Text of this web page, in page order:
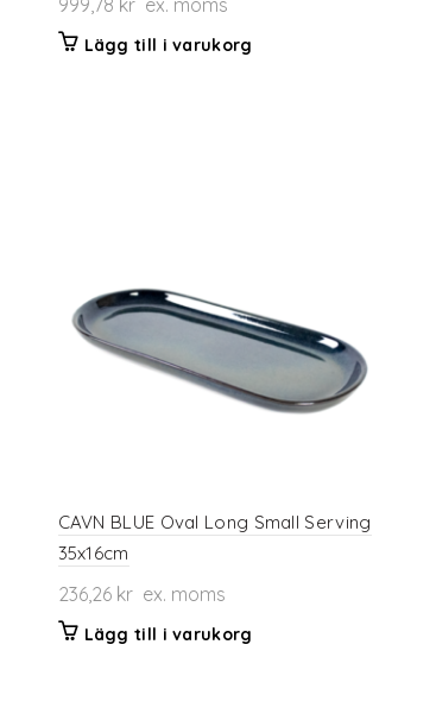
999,78 krex. moms
Lägg till i varukorg
CAVN BLUE Oval Long Small Serving
35x16cm
236,26 krex. moms
Lägg till i varukorg